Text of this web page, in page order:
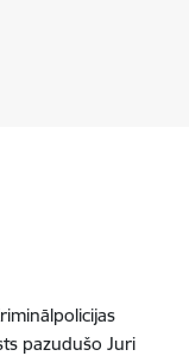
pazudušo Juri